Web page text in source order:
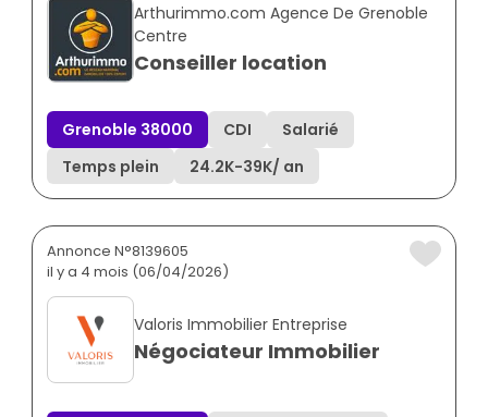
Arthurimmo.com Agence De Grenoble
Centre
Conseiller location
Grenoble 38000 CDI
Salarié
Temps plein
24.2K-39K/ an
Annonce N°8139605
il y a 4 mois (06/04/2026)
Valoris Immobilier Entreprise
Négociateur Immobilier